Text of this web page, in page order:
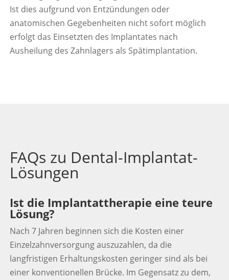
Ist dies aufgrund von Entzündungen oder
anatomischen Gegebenheiten nicht sofort möglich
erfolgt das Einsetzten des Implantates nach
Ausheilung des Zahnlagers als Spätimplantation.
FAQs zu Dental-Implantat-
Lösungen
Ist die Implantattherapie eine teure
Lösung?
Nach 7 Jahren beginnen sich die Kosten einer
Einzelzahnversorgung auszuzahlen, da die
langfristigen Erhaltungskosten geringer sind als bei
einer konventionellen Brücke. Im Gegensatz zu dem,